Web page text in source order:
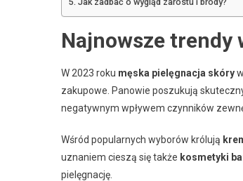
Najnowsze trendy
W 2023 roku męska pielęgnacja skóry
zakupowe. Panowie poszukują
negatywnym wpływem czynników
Wśród popularnych wyborów królują
uznaniem cieszą się także kosmetyki
pielęgnację.